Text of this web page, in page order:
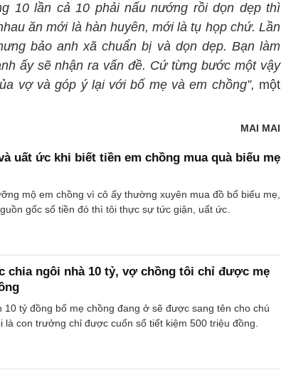
10 lần cả 10 phải nấu nướng rồi dọn dẹp thì
ăn mới là hàn huyên, mới là tụ họp chứ. Lần
bảo anh xã chuẩn bị và dọn dẹp. Bạn làm
ấy sẽ nhận ra vấn đề. Cứ từng bước một vậy
vợ và góp ý lại với bố mẹ và em chồng”, một
MAI MAI
uất ức khi biết tiền em chồng mua quà biếu mẹ
mộ em chồng vì cô ấy thường xuyên mua đồ bổ biếu mẹ,
gốc số tiền đó thì tôi thực sự tức giận, uất ức.
chia ngôi nhà 10 tỷ, vợ chồng tôi chỉ được mẹ
10 tỷ đồng bố mẹ chồng đang ở sẽ được sang tên cho chú
là con trưởng chỉ được cuốn sổ tiết kiệm 500 triệu đồng.